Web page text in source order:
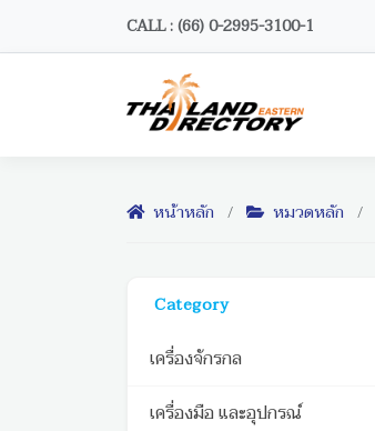
CALL : (66) 0-2995-3100-1
หน้าหลัก / หมวดหลัก /
Category
เครื่องจักรกล
เครื่องมือ และอุปกรณ์